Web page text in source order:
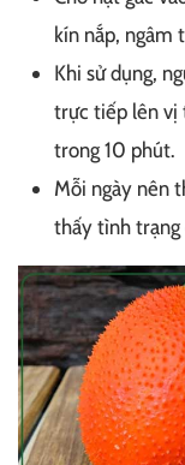
kín nắp, ngâm
Khi sử dụng,
trực tiếp lên vị
trong 10 phút.
Mỗi ngày nên
thấy tình trạng